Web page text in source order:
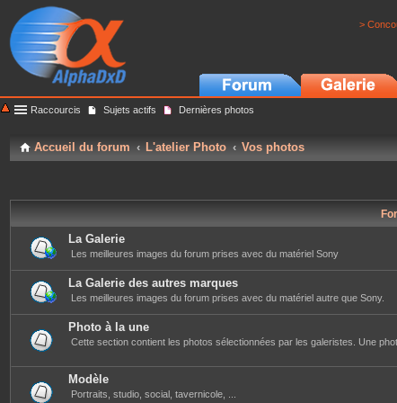
>
Raccourcis Sujets actifs Dernières photos
Accueil du forum L'atelier Photo Vos photos
La Galerie
Les meilleures images du forum prises avec du matériel Sony
La Galerie des autres marques
Les meilleures images du forum prises avec du matériel autre que Sony.
Photo à la une
Cette section contient les photos sélectionnées par les galeristes. Une
Modèle
Portraits, studio, social, tavernicole, ...